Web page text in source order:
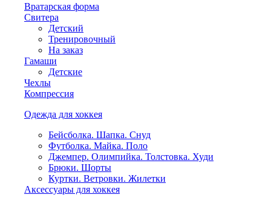
Вратарская форма
Свитера
Детский
Тренировочный
На заказ
Гамаши
Детские
Чехлы
Компрессия
Одежда для хоккея
Бейсболка. Шапка. Снуд
Футболка. Майка. Поло
Джемпер. Олимпийка. Толстовка. Худи
Брюки. Шорты
Куртки. Ветровки. Жилетки
Аксессуары для хоккея